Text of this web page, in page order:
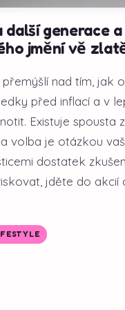
další generace
jmění vě
přemýšlí nad tím, jak
před inflací a v
Existuje spousta
volba je otázkou
dostatek
jděte do akcií